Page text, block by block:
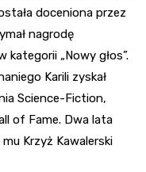
doceniona przez
nagrodę
kategorii „Nowy głos”.
Karili zyskał
Science-Fiction,
of Fame. Dwa lata
Krzyż Kawalerski